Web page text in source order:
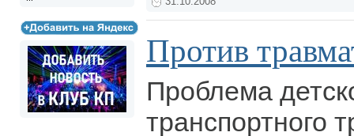
Против
Проблема
транспортного